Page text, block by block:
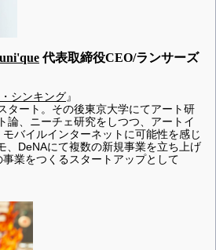
uni'que代表取締役CEO/ランサーズ
シンキング』
タート。その後東京大学にてアート研
論、ニーチェ研究をしつつ、アートイ
バイルインターネットに可能性を感じ
、DeNAにて複数の新規事業を立ち上げ
業をつくるスタートアップとして